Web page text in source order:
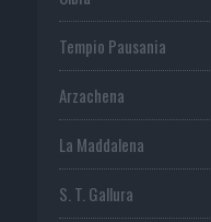
Tempio Pausania
Arzachena
La Maddalena
S. T. Gallura